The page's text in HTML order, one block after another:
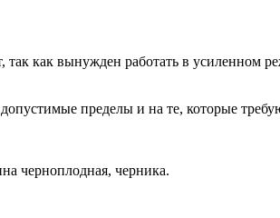
как вынужден работать в усиленном
пределы и на те, которые
черноплодная, черника.